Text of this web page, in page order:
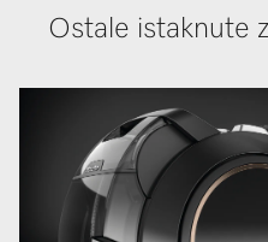
Ostale istaknute